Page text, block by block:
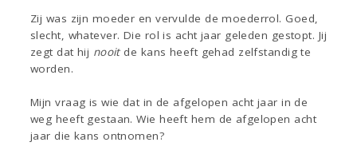
Zij was zijn moeder en vervulde de moederrol. Goed,
slecht, whatever. Die rol is acht jaar geleden gestopt. Jij
zegt dat hij nooitde kans heeft gehad zelfstandig te
worden.
Mijn vraag is wie dat in de afgelopen acht jaar in de
weg heeft gestaan. Wie heeft hem de afgelopen acht
jaar die kans ontnomen?